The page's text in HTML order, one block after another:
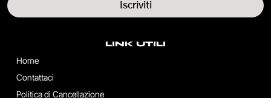
LINK UTILI
Home
Contattaci
Politica di Cancellazione
Iscriviti